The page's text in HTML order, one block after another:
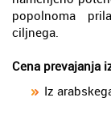
popolnoma
ciljnega.
Cena prevajanja
Iz